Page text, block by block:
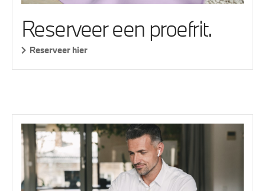
Reserveer een proefrit.
Reserveer hier